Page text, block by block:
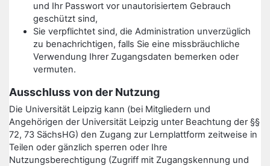
und Ihr Passwort vor unautorisiertem Gebrauch
geschützt sind,
Sie verpflichtet sind, die Administration unverzüglich
zu benachrichtigen, falls Sie eine missbräuchliche
Verwendung Ihrer Zugangsdaten bemerken oder
vermuten.
Ausschluss von der Nutzung
Die Universität Leipzig kann (bei Mitgliedern und
Angehörigen der Universität Leipzig unter Beachtung der §§
72, 73 SächsHG) den Zugang zur Lernplattform zeitweise in
Teilen oder gänzlich sperren oder Ihre
Nutzungsberechtigung (Zugriff mit Zugangskennung und